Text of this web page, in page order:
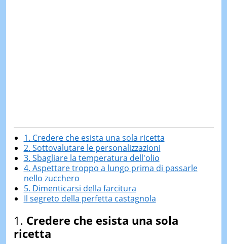
1. Credere che esista una sola ricetta
2. Sottovalutare le personalizzazioni
3. Sbagliare la temperatura dell'olio
4. Aspettare troppo a lungo prima di passarle
nello zucchero
5. Dimenticarsi della farcitura
Il segreto della perfetta castagnola
1. Credere che esista una sola
ricetta